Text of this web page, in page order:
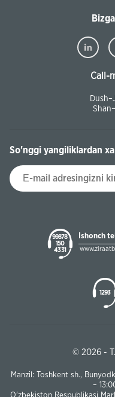
Call-
So'nggi yangiliklardan
99878
150
43 31
Ishonch
1293
© 2026 -
Manzil: Toshkent sh.,
–
O'zbekiston Respublikasi